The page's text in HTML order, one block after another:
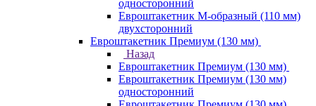
односторонний
Евроштакетник М-образный (110 мм)
двухсторонний
Евроштакетник Премиум (130 мм)
Назад
Евроштакетник Премиум (130 мм)
Евроштакетник Премиум (130 мм)
односторонний